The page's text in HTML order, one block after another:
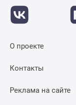
О проекте
Контакты
Реклама на сайте